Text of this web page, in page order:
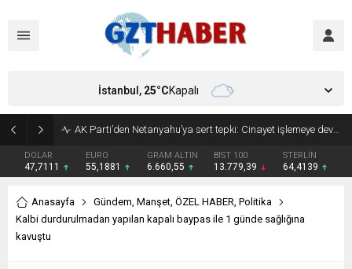
AK Parti’den Netanyahu’ya sert tepki: Cinayet işlemeye devam ediyor
DOLAR
47,7111
EURO
55,1881
GRAM ALTIN
6.660,55
BIST 100
13.779,39
STERLİN
64,4139
İstanbul, 25°CKapalı
Anasayfa Gündem, Manşet, ÖZEL HABER, Politika
Kalbi durdurulmadan yapılan kapalı baypas ile 1 günde sağlığına
kavuştu